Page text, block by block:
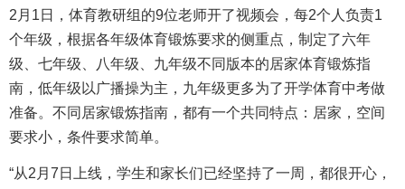
2月1日，体育教研组的9位老师开了视频会，每2个人负责1
个年级，根据各年级体育锻炼要求的侧重点，制定了六年
级、七年级、八年级、九年级不同版本的居家体育锻炼指
南，低年级以广播操为主，九年级更多为了开学体育中考做
准备。不同居家锻炼指南，都有一个共同特点：居家，空间
要求小，条件要求简单。
“从2月7日上线，学生和家长们已经坚持了一周，都很开心，